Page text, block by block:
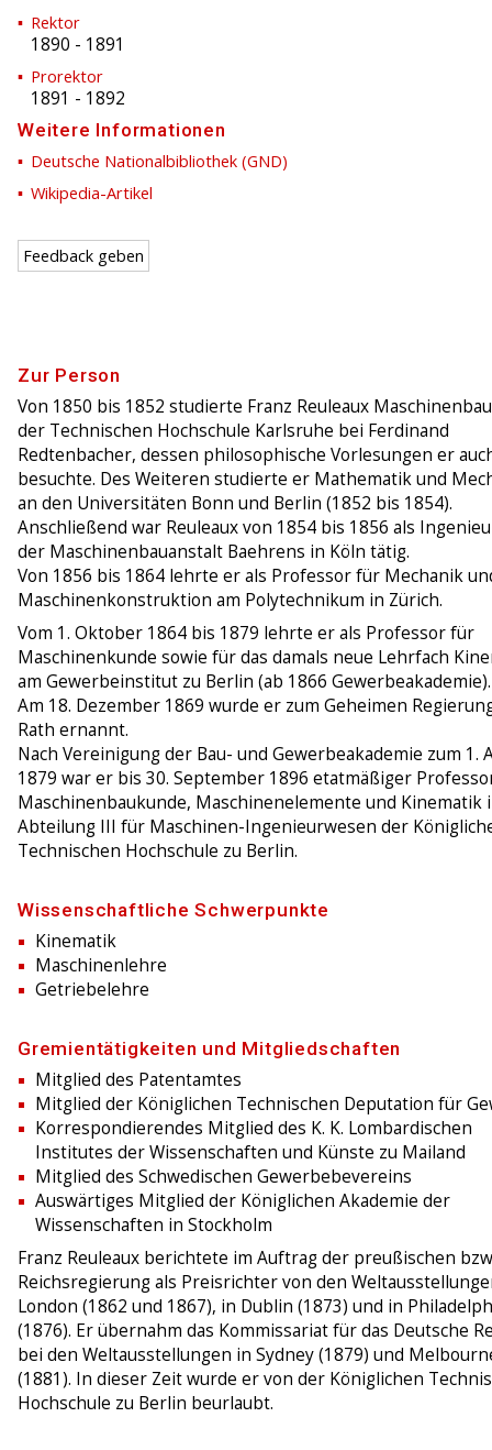
Zur Person
Von 1850 bis 1852 studierte Franz Reuleaux
der Technischen Hochschule Karlsruhe bei Ferdinand
Redtenbacher, dessen philosophische Vorlesungen er
besuchte. Des Weiteren studierte er Mathematik und
an den Universitäten Bonn und Berlin (1852 bis 1854).
Anschließend war Reuleaux von 1854 bis 1856 als
der Maschinenbauanstalt Baehrens in Köln tätig.
Von 1856 bis 1864 lehrte er als Professor für Mechanik
Maschinenkonstruktion am Polytechnikum in Zürich.
Vom 1. Oktober 1864 bis 1879 lehrte er als Professor für
Maschinenkunde sowie für das damals neue Lehrfach
am Gewerbeinstitut zu Berlin (ab 1866 Gewerbeakademie).
Am 18. Dezember 1869 wurde er zum Geheimen
Rath ernannt.
Nach Vereinigung der Bau- und Gewerbeakademie zum 1.
1879 war er bis 30. September 1896 etatmäßiger
Maschinenbaukunde, Maschinenelemente und Kinematik
Abteilung III für Maschinen-Ingenieurwesen der
Technischen Hochschule zu Berlin.
Wissenschaftliche Schwerpunkte
Kinematik
Maschinenlehre
Getriebelehre
Gremientätigkeiten und Mitgliedschaften
Mitglied des Patentamtes
Mitglied der Königlichen Technischen Deputation für
Korrespondierendes Mitglied des K. K. Lombardischen
Institutes der Wissenschaften und Künste zu Mailand
Mitglied des Schwedischen Gewerbebevereins
Auswärtiges Mitglied der Königlichen Akademie der
Wissenschaften in Stockholm
Franz Reuleaux berichtete im Auftrag der preußischen
Reichsregierung als Preisrichter von den
London (1862 und 1867), in Dublin (1873) und in
(1876). Er übernahm das Kommissariat für das Deutsche
bei den Weltausstellungen in Sydney (1879) und
(1881). In dieser Zeit wurde er von der Königlichen
Hochschule zu Berlin beurlaubt.
Rektor
1890 - 1891
Prorektor
1891 - 1892
Weitere Informationen
Deutsche Nationalbibliothek (GND)
Wikipedia-Artikel
Feedback geben